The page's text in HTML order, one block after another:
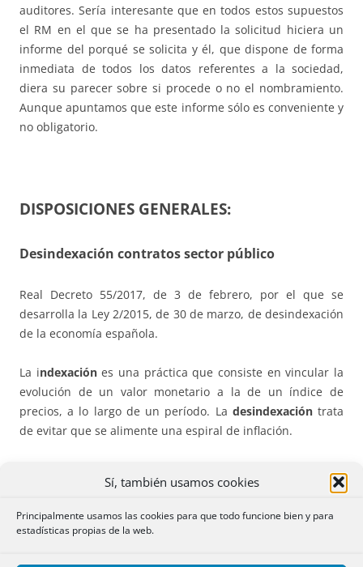
Sí, también usamos cookies
Principalmente usamos las cookies para que todo funcione bien y para
estadísticas propias de la web.
auditores. Sería interesante que en todos estos supuestos
el RM en el que se ha presentado la solicitud hiciera un
informe del porqué se solicita y él, que dispone de forma
inmediata de todos los datos referentes a la sociedad,
diera su parecer sobre si procede o no el nombramiento.
Aunque apuntamos que este informe sólo es conveniente y
no obligatorio.
DISPOSICIONES GENERALES:
Desindexación contratos sector público
Real Decreto 55/2017, de 3 de febrero, por el que se
desarrolla la Ley 2/2015, de 30 de marzo, de desindexación
de la economía española.
La indexaciónes una práctica que consiste en vincular la
evolución de un valor monetario a la de un índice de
precios, a lo largo de un período. La desindexacióntrata
de evitar que se alimente una espiral de inflación.
desarrollar la Ley 2/2015,
de 30 de marzo, de desindexación de la economía
española (
ver resumen ), así como el artículo 89 del texto
refundido de la Ley de